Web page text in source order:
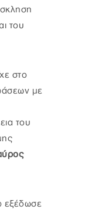
του
στο
με
του
εξέδωσε